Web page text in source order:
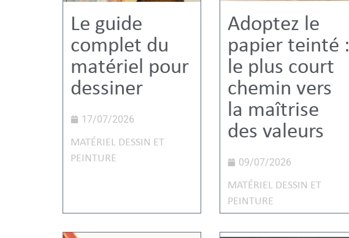
Le guide
complet du
matériel pour
dessiner
17/07/2026
MATÉRIEL DESSIN ET
PEINTURE
Adoptez le
papier teinté :
le plus court
chemin vers
la maîtrise
des valeurs
09/07/2026
MATÉRIEL DESSIN ET
PEINTURE